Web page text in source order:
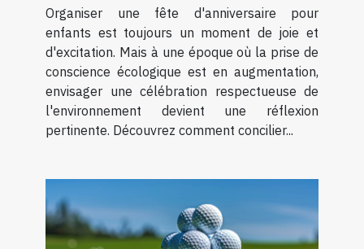
Organiser une fête d'anniversaire pour
enfants est toujours un moment de joie et
d'excitation. Mais à une époque où la prise de
conscience écologique est en augmentation,
envisager une célébration respectueuse de
l'environnement devient une réflexion
pertinente. Découvrez comment concilier...